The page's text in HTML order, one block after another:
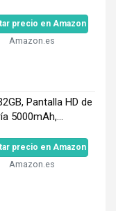
precio en Amazon
Amazon.es
Pantalla HD de
5000mAh,...
precio en Amazon
Amazon.es